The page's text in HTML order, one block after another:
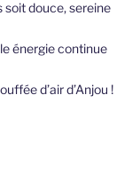
soit douce, sereine
énergie continue
d’air d’Anjou !